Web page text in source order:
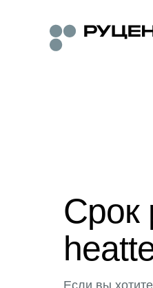
Срок
Если вы